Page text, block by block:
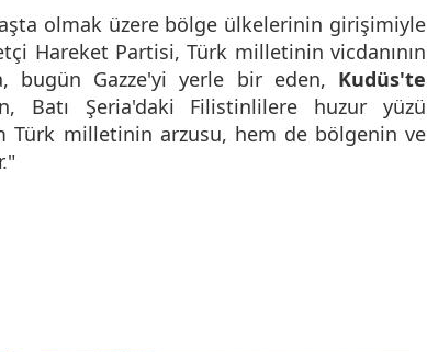
olmak üzere bölge ülkelerinin girişimiyle
Hareket Partisi, Türk milletinin vicdanının
bugün Gazze'yi yerle bir eden, Kudüs'te
Batı Şeria'daki Filistinlilere huzur yüzü
Türk milletinin arzusu, hem de bölgenin ve